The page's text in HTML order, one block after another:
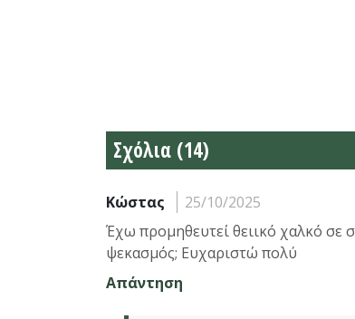
Σχόλια (14)
Κώστας
25/10/2025
Έχω προμηθευτεί θειικό χαλκό σε
ψεκασμός; Ευχαριστώ πολύ
Απάντηση